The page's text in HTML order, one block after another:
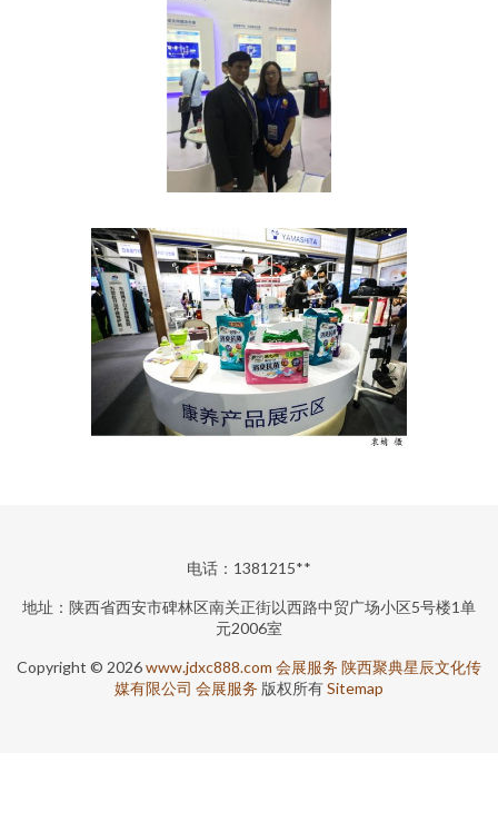
电话：1381215**
地址：陕西省西安市碑林区南关正街以西路中贸广场小区5号楼1单
元2006室
Copyright © 2026www.jdxc888.com 会展服务 陕西聚典星辰文化传
媒有限公司 会展服务 版权所有Sitemap